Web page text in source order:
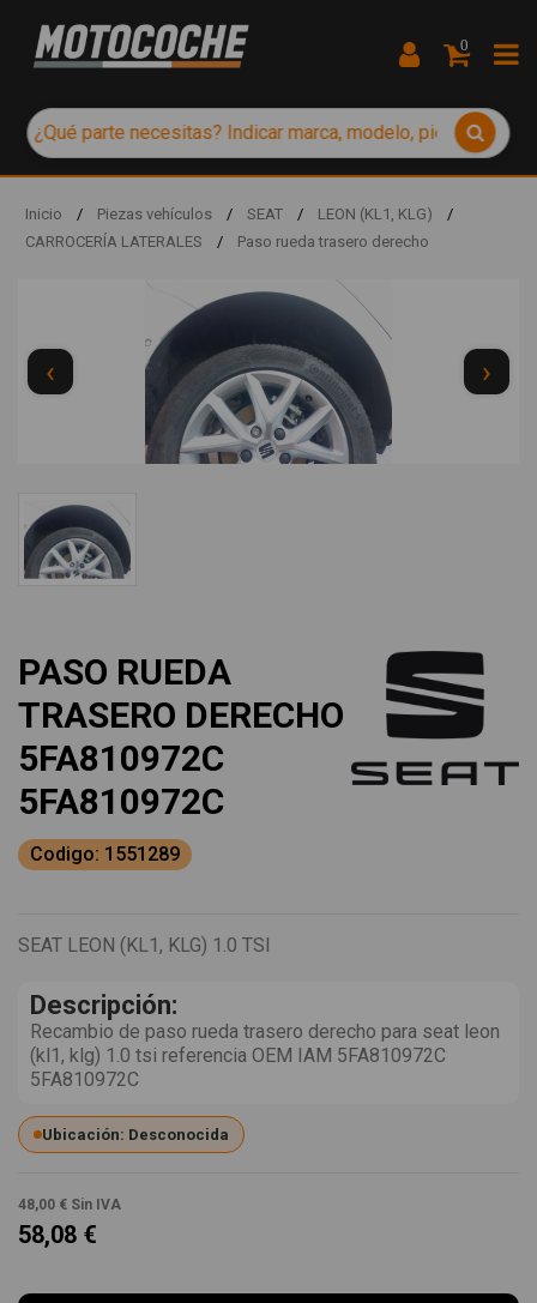
0
Inicio / Piezas vehículos / SEAT / LEON (KL1, KLG)
/
CARROCERÍA LATERALES
/ Paso rueda trasero derecho
‹ ›
PASO RUEDA
TRASERO DERECHO
5FA810972C
5FA810972C
Codigo: 1551289
SEAT LEON (KL1, KLG) 1.0 TSI
Descripción:
Recambio de paso rueda trasero derecho para seat leon
(kl1, klg) 1.0 tsi referencia OEM IAM 5FA810972C
5FA810972C
Ubicación: Desconocida
48,00 € Sin IVA
58,08 €